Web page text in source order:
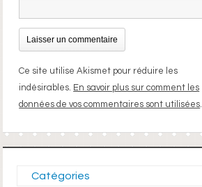
Ce site utilise Akismet pour réduire les
indésirables. En savoir plus sur comment les
données de vos commentaires sont utilisées.
Catégories